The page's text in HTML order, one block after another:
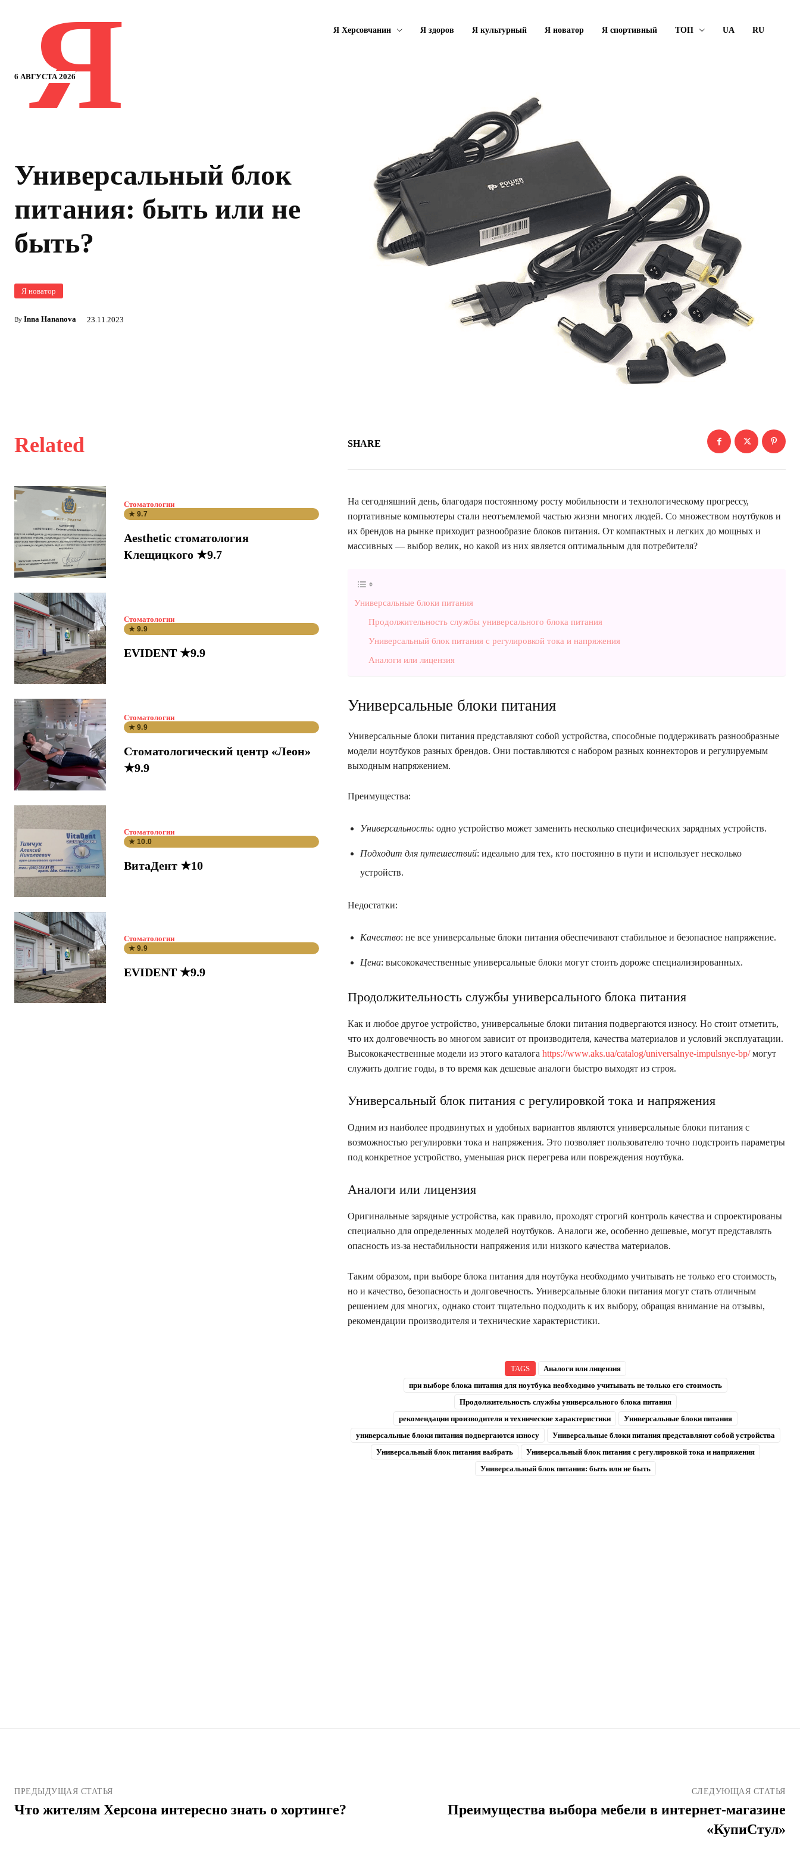
6 АВГУСТА 2026
Я Я Херсовчанин Я здоров Я культурный Я новатор Я спортивный ТОП UA RU
Универсальный блок
питания: быть или не
быть?
Я новатор
By Inna Hananova 23.11.2023
Related
Стоматологии
★ 9.7
Aesthetic стоматология
Клещицкого ★9.7
Стоматологии
★ 9.9
EVIDENT ★9.9
Стоматологии
★ 9.9
Стоматологический центр «Леон»
★9.9
Стоматологии
★ 10.0
ВитаДент ★10
Стоматологии
★ 9.9
EVIDENT ★9.9
SHARE
На сегодняшний день, благодаря постоянному росту мобильности и технологическому прогрессу,
портативные компьютеры стали неотъемлемой частью жизни многих людей. Со множеством ноутбуков и
их брендов на рынке приходит разнообразие блоков питания. От компактных и легких до мощных и
массивных — выбор велик, но какой из них является оптимальным для потребителя?
Универсальные блоки питания
Продолжительность службы универсального блока питания
Универсальный блок питания с регулировкой тока и напряжения
Аналоги или лицензия
Универсальные блоки питания
Универсальные блоки питания представляют собой устройства, способные поддерживать разнообразные
модели ноутбуков разных брендов. Они поставляются с набором разных коннекторов и регулируемым
выходным напряжением.
Преимущества:
Универсальность: одно устройство может заменить несколько специфических зарядных устройств.
Подходит для путешествий: идеально для тех, кто постоянно в пути и использует несколько
устройств.
Недостатки:
Качество: не все универсальные блоки питания обеспечивают стабильное и безопасное напряжение.
Цена: высококачественные универсальные блоки могут стоить дороже специализированных.
Продолжительность службы универсального блока питания
Как и любое другое устройство, универсальные блоки питания подвергаются износу. Но стоит отметить,
что их долговечность во многом зависит от производителя, качества материалов и условий эксплуатации.
Высококачественные модели из этого каталога https://www.aks.ua/catalog/universalnye-impulsnye-bp/могут
служить долгие годы, в то время как дешевые аналоги быстро выходят из строя.
Универсальный блок питания с регулировкой тока и напряжения
Одним из наиболее продвинутых и удобных вариантов являются универсальные блоки питания с
возможностью регулировки тока и напряжения. Это позволяет пользователю точно подстроить параметры
под конкретное устройство, уменьшая риск перегрева или повреждения ноутбука.
Аналоги или лицензия
Оригинальные зарядные устройства, как правило, проходят строгий контроль качества и спроектированы
специально для определенных моделей ноутбуков. Аналоги же, особенно дешевые, могут представлять
опасность из-за нестабильности напряжения или низкого качества материалов.
Таким образом, при выборе блока питания для ноутбука необходимо учитывать не только его стоимость,
но и качество, безопасность и долговечность. Универсальные блоки питания могут стать отличным
решением для многих, однако стоит тщательно подходить к их выбору, обращая внимание на отзывы,
рекомендации производителя и технические характеристики.
TAGS
Аналоги или лицензия
при выборе блока питания для ноутбука необходимо учитывать не только его стоимость
Продолжительность службы универсального блока питания
рекомендации производителя и технические характеристики
Универсальные блоки питания
универсальные блоки питания подвергаются износу
Универсальные блоки питания представляют собой устройства
Универсальный блок питания выбрать
Универсальный блок питания с регулировкой тока и напряжения
Универсальный блок питания: быть или не быть
ПРЕДЫДУЩАЯ СТАТЬЯ
Что жителям Херсона интересно знать о хортинге?
СЛЕДУЮЩАЯ СТАТЬЯ
Преимущества выбора мебели в интернет-магазине
«КупиСтул»